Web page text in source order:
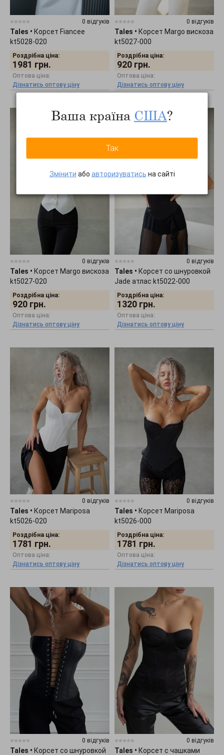
0 відгуків
Tales • Корсет Fiancee
kt5028-020
Роздрібна ціна:
1981 грн.
Оптова ціна:
Дізнатись оптову ціну
0 відгуків
Tales • Корсет Margo вискоза
kt5027-000
Роздрібна ціна:
920 грн.
Оптова ціна:
Дізнатись оптову ціну
0 відгуків
Tales • Корсет Margo вискоза
kt5027-020
Роздрібна ціна:
920 грн.
Оптова ціна:
Дізнатись оптову ціну
0 відгуків
Tales • Корсет со шнуровкой
Jade атлас kt5022-000
Роздрібна ціна:
1320 грн.
Оптова ціна:
Дізнатись оптову ціну
0 відгуків
Tales • Корсет Mariposa
kt5026-020
Роздрібна ціна:
1781 грн.
Оптова ціна:
Дізнатись оптову ціну
0 відгуків
Tales • Корсет Mariposa
kt5026-000
Роздрібна ціна:
1781 грн.
Оптова ціна:
Дізнатись оптову ціну
0 відгуків
Tales • Корсет со шнуровкой
0 відгуків
Tales • Корсет с чашками
Ваша країна США?
Так
Змінити або авторизуватись на сайті